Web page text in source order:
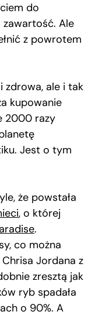
do
Ale
z powrotem
zdrowa, ale i tak
kupowanie
2000 razy
Jest o tym
że powstała
, o której
.
co można
Chrisa Jordana z
zresztą jak
ryb spadała
o 90%. A